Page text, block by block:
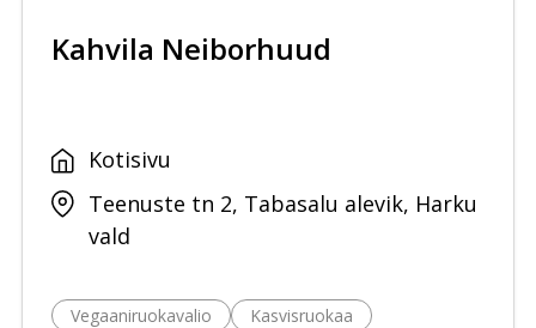
Kahvila Neiborhuud
Kotisivu
Teenuste tn 2, Tabasalu alevik, Harku
vald
Vegaaniruokavalio
Kasvisruokaa